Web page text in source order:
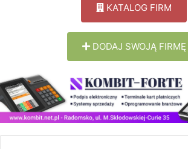
KATALOG FIRM
DODAJ SWOJĄ FIRMĘ